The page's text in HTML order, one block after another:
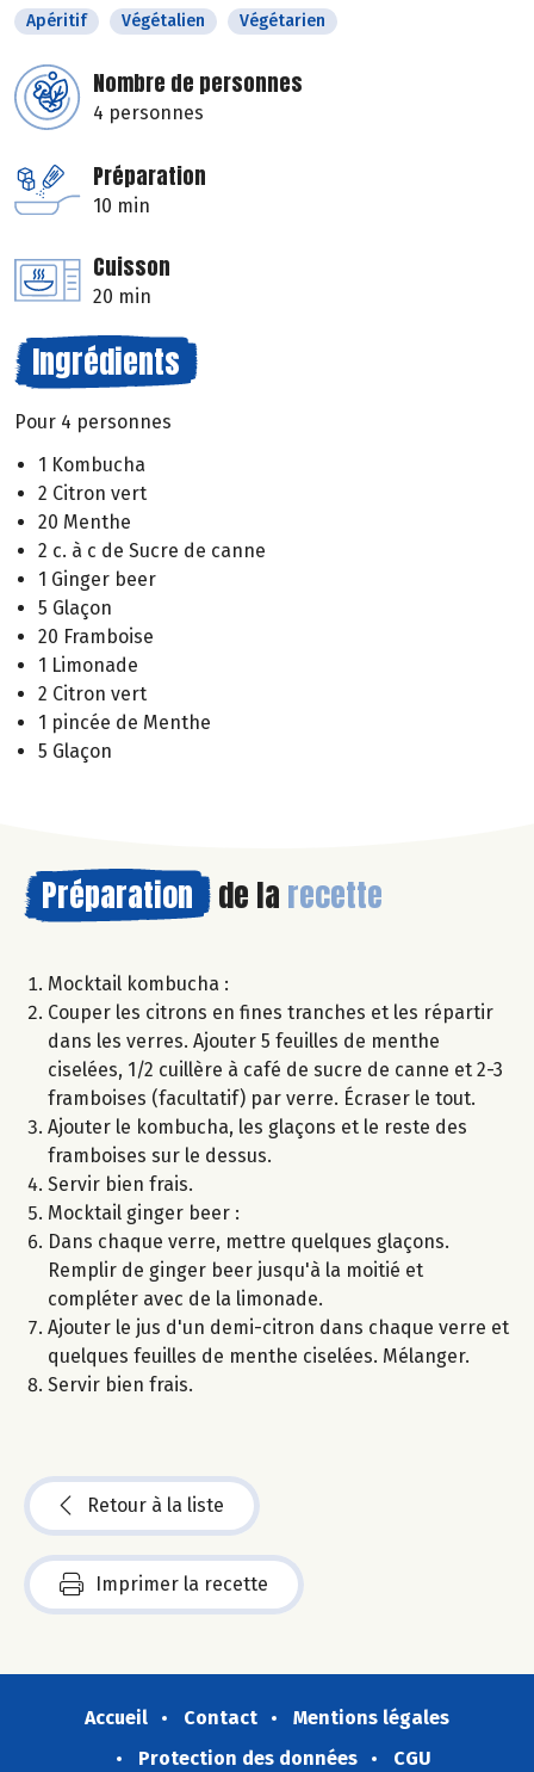
Apéritif Végétalien Végétarien
Nombre de personnes
4 personnes
Préparation
10 min
Cuisson
20 min
Ingrédients
Pour 4 personnes
1 Kombucha
2 Citron vert
20 Menthe
2 c. à c de Sucre de canne
1 Ginger beer
5 Glaçon
20 Framboise
1 Limonade
2 Citron vert
1 pincée de Menthe
5 Glaçon
Préparation de la recette
Mocktail kombucha :
Couper les citrons en fines tranches et les répartir
dans les verres. Ajouter 5 feuilles de menthe
ciselées, 1/2 cuillère à café de sucre de canne et 2-3
framboises (facultatif) par verre. Écraser le tout.
Ajouter le kombucha, les glaçons et le reste des
framboises sur le dessus.
Servir bien frais.
Mocktail ginger beer :
Dans chaque verre, mettre quelques glaçons.
Remplir de ginger beer jusqu'à la moitié et
compléter avec de la limonade.
Ajouter le jus d'un demi-citron dans chaque verre et
quelques feuilles de menthe ciselées. Mélanger.
Servir bien frais.
Retour à la liste
Imprimer la recette
Accueil Contact
Mentions légales
Protection des données
CGU